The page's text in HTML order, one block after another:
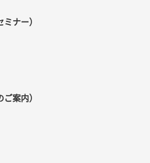
ナー）
案内）